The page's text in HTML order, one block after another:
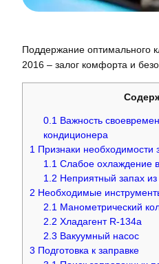
Поддержание оптимального
2016 – залог комфорта и
0.1 Важность
кондиционера
1 Признаки необходимости
1.1 Слабое охлаждение
1.2 Неприятный запах
2 Необходимые
2.1 Манометрический
2.2 Хладагент R-134a
2.3 Вакуумный насос
3 Подготовка к заправке